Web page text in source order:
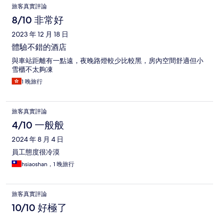
旅客真實評論
8/10 非常好
2023 年 12 月 18 日
體驗不錯的酒店
與車站距離有一點遠，夜晚路燈較少比較黑，房內空間舒適但小
雪櫃不太夠凍
1 晚旅行
旅客真實評論
4/10 一般般
2024 年 8 月 4 日
員工態度很冷漠
hsiaoshan，1 晚旅行
旅客真實評論
10/10 好極了